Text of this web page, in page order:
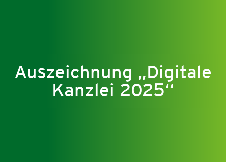
Auszeichnung „Digitale
Kanzlei 2025“